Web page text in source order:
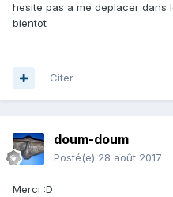
hesite pas a me deplacer dans
bientot
Citer
doum-doum
Posté(e) 28 août 2017
Merci :D